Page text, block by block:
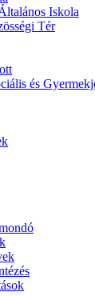
Iskola
Tér
és